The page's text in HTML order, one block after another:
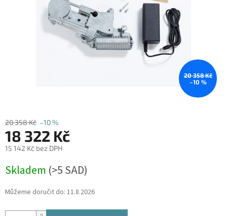
20 358 Kč
–10 %
20 358 Kč –10 %
18 322 Kč
15 142 Kč bez DPH
cena:
Skladem (>5 SAD)
Můžeme doručit do: 11.8.2026